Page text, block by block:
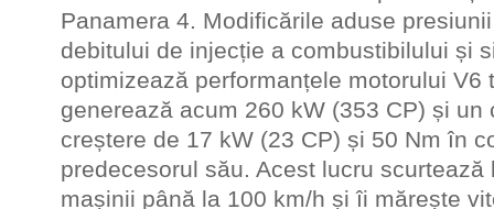
Panamera 4. Modificările aduse
debitului de injecție a combustibilului și
optimizează performanțele motorului V6
generează acum 260 kW (353 CP) și un
creștere de 17 kW (23 CP) și 50 Nm în
predecesorul său. Acest lucru
mașinii până la 100 km/h și îi mărește